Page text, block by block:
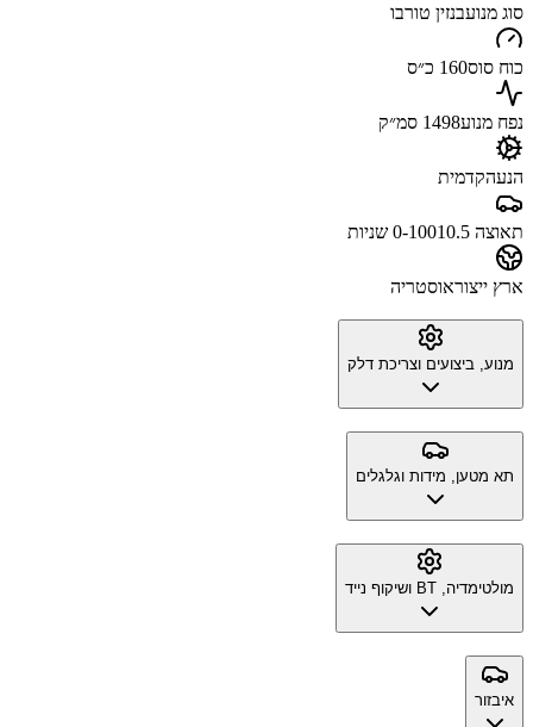
סוג מנועבנזין טורבו
כוח סוס160 כ״ס
נפח מנוע1498 סמ״ק
הנעהקדמית
תאוצה 0-100 10.5 שניות
ארץ ייצוראוסטריה
מנוע, ביצועים וצריכת דלק
תא מטען, מידות וגלגלים
מולטימדיה, BT ושיקוף נייד
איבזור